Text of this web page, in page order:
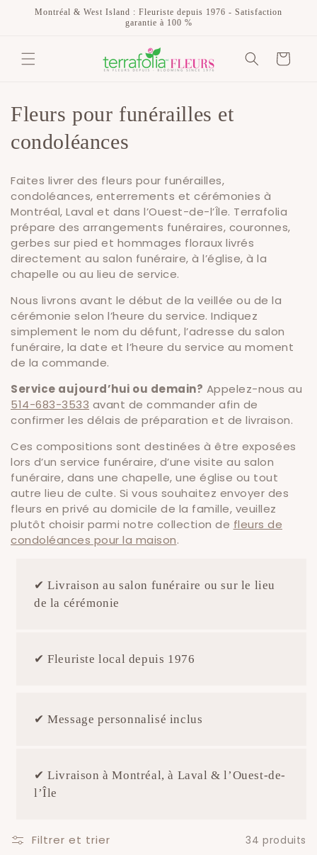
passer
Montréal & West Island : Fleuriste depuis 1976 - Satisfaction
garantie à 100 %
Panier
C
o
l
e
c
t
i
o
n
:
Fleurs pour funérailles et
condoléances
Faites livrer des fleurs pour funérailles,
condoléances, enterrements et cérémonies à
Montréal, Laval et dans l’Ouest-de-l’Île. Terrafolia
prépare des arrangements funéraires, couronnes,
gerbes sur pied et hommages floraux livrés
directement au salon funéraire, à l’église, à la
chapelle ou au lieu de service.
Nous livrons avant le début de la veillée ou de la
cérémonie selon l’heure du service. Indiquez
simplement le nom du défunt, l’adresse du salon
funéraire, la date et l’heure du service au moment
de la commande.
Service aujourd’hui ou demain? Appelez-nous au
514-683-3533 avant de commander afin de
confirmer les délais de préparation et de livraison.
Ces compositions sont destinées à être exposées
lors d’un service funéraire, d’une visite au salon
funéraire, dans une chapelle, une église ou tout
autre lieu de culte. Si vous souhaitez envoyer des
fleurs en privé au domicile de la famille, veuillez
plutôt choisir parmi notre collection de fleurs de
condoléances pour la maison.
✔ Livraison au salon funéraire ou sur le lieu
de la cérémonie
✔ Fleuriste local depuis 1976
✔ Message personnalisé inclus
✔ Livraison à Montréal, à Laval & l’Ouest-de-
l’Île
Filtrer et trier 34 produits